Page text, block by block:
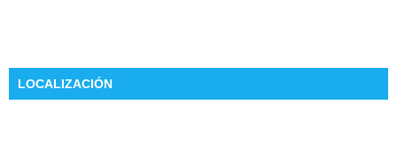
LOCALIZACIÓN